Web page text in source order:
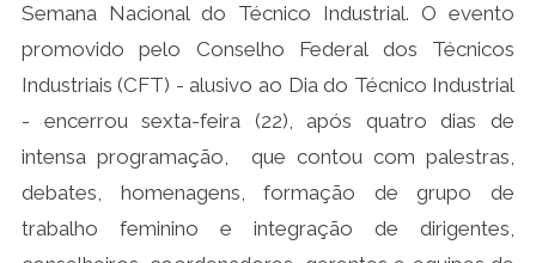
Semana Nacional do Técnico Industrial. O evento
promovido pelo Conselho Federal dos Técnicos
Industriais (CFT) - alusivo ao Dia do Técnico Industrial
- encerrou sexta-feira (22), após quatro dias de
intensa programação, que contou com palestras,
debates, homenagens, formação de grupo de
trabalho feminino e integração de dirigentes,